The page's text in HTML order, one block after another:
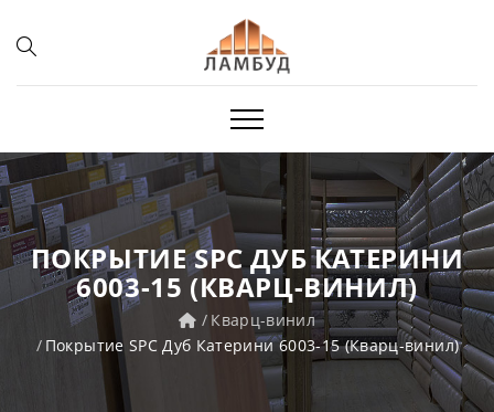
ПОКРЫТИЕ SPC ДУБ КАТЕРИНИ
6003-15 (КВАРЦ-ВИНИЛ)
Кварц-винил
Покрытие SPC Дуб Катерини 6003-15 (Кварц-винил)